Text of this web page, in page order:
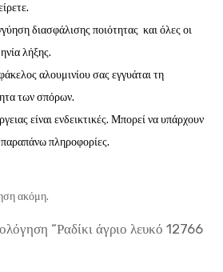
διασφάλισης ποιότητας και όλες οι
λήξης.
αλουμινίου σας εγγυάται τη
των σπόρων.
είναι ενδεικτικές. Μπορεί να υπάρχουν
παραπάνω πληροφορίες.
ακόμη.
“Ραδίκι άγριο λευκό 12766